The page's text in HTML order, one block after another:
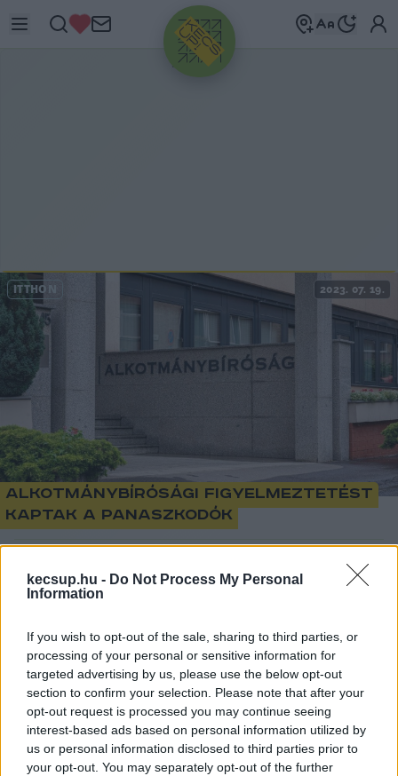
kecsup.hu - Do Not Process My Personal
Information
If you wish to opt-out of the sale, sharing to third parties, or
processing of your personal or sensitive information for
targeted advertising by us, please use the below opt-out
section to confirm your selection. Please note that after your
opt-out request is processed you may continue seeing
interest-based ads based on personal information utilized by
us or personal information disclosed to third parties prior to
your opt-out. You may separately opt-out of the further
HIRDETÉS
ITTHON 2023. 07. 19.
Alkotmánybírósági figyelmeztetést
kaptak a panaszkodók
Augusztus elsejétől módosul az alkotmányjogi
panasz benyújtására vonatkozó egyik fontos
szabály. Erre az Alkotmánybíróság hívta fel a
figyelmet. Mint írták, az alaptörvény-ellenes bírói
döntés ellen az egyedi ügyben érintett személy
vagy szervezet az alkotmányjogi panaszt